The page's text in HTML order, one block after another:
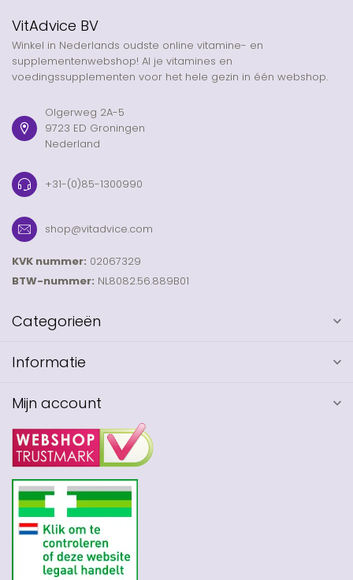
VitAdvice BV
Winkel in Nederlands oudste online vitamine- en
supplementenwebshop! Al je vitamines en
voedingssupplementen voor het hele gezin in één webshop.
Olgerweg 2A-5
9723 ED Groningen
Nederland
+31-(0)85-1300990
shop@vitadvice.com
KVK nummer: 02067329
BTW-nummer: NL8082.56.889B01
Categorieën
Informatie
Mijn account